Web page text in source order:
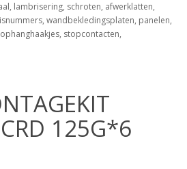
lambrisering, schroten, afwerklatten,
wandbekledingsplaten, panelen,
stopcontacten,
125G*6